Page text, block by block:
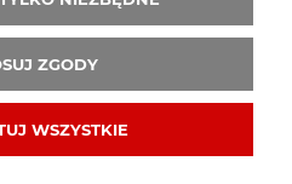
newslettera
ZGODY
WSZYSTKIE